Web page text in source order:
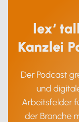
lex‘
Kanzlei
Der Podcast
und
Arbeitsfelder
der Branche